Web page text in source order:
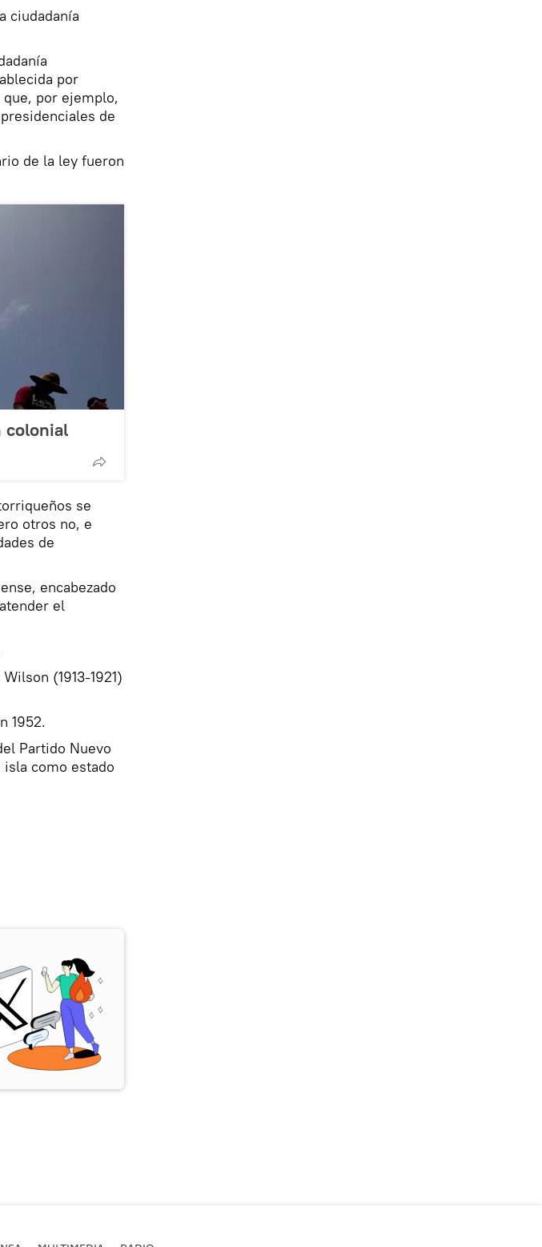
ciudadanía
por
por ejemplo,
de
de la ley fueron
colonial
se
otros no, e
de
encabezado
el
(1913-1921)
1952.
Partido Nuevo
como estado